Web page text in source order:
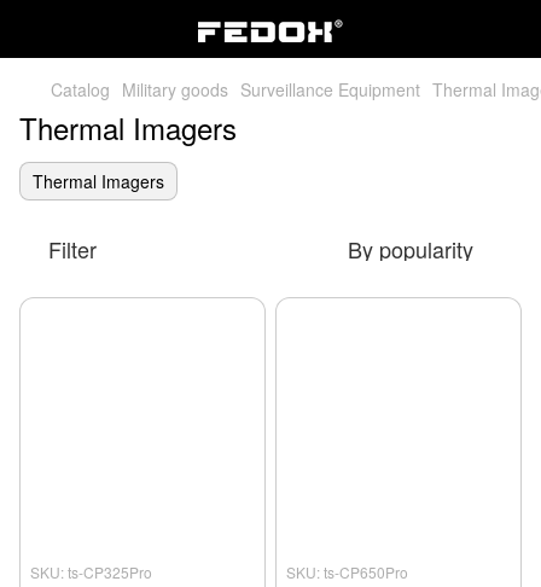
Catalog Military goods Surveillance Equipment Thermal
Thermal Imagers
Thermal Imagers
Filter By popularity
SKU: ts-CP325Pro SKU: ts-CP650Pro